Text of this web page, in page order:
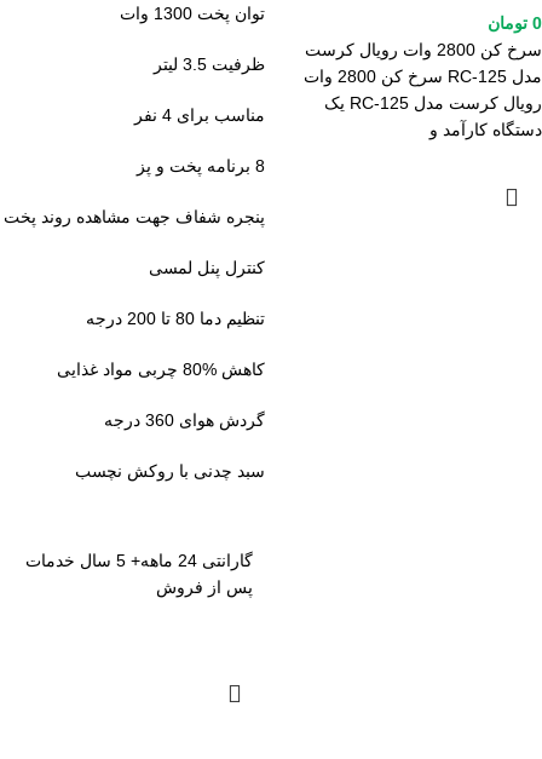
0 تومان
سرخ کن 2800 وات رویال کرست
مدل RC-125 سرخ کن 2800 وات
رویال کرست مدل RC-125 یک
دستگاه کارآمد و
توان پخت 1300 وات
ظرفیت 3.5 لیتر
مناسب برای 4 نفر
8 برنامه پخت و پز
پنجره شفاف جهت مشاهده روند پخت
کنترل پنل لمسی
تنظیم دما 80 تا 200 درجه
کاهش %80 چربی مواد غذایی
گردش هوای 360 درجه
سبد چدنی با روکش نچسب
گارانتی 24 ماهه+ 5 سال خدمات
پس از فروش